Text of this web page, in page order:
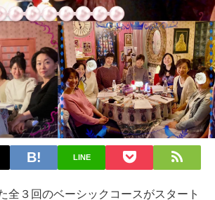
LINE
全３回のベーシックコースがスタート